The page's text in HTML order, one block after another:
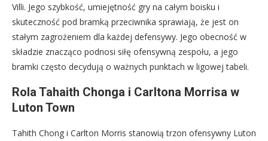
Villi. Jego szybkość, umiejętność gry na całym boisku i
skuteczność pod bramką przeciwnika sprawiają, że jest on
stałym zagrożeniem dla każdej defensywy. Jego obecność w
składzie znacząco podnosi siłę ofensywną zespołu, a jego
bramki często decydują o ważnych punktach w ligowej tabeli.
Rola Tahaith Chonga i Carltona Morrisa w
Luton Town
Tahith Chong i Carlton Morris stanowią trzon ofensywny Luton